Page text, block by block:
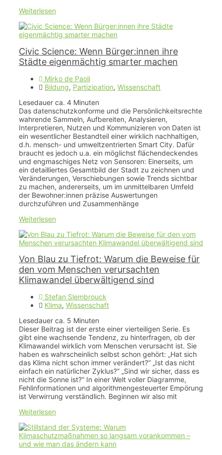
Weiterlesen
Civic Science: Wenn Bürger:innen ihre
Städte eigenmächtig smarter machen
Mirko de Paoli
Bildung, Partizipation, Wissenschaft
Lesedauer ca. 4 Minuten
Das datenschutzkonforme und die Persönlichkeitsrechte
wahrende Sammeln, Aufbereiten, Analysieren,
Interpretieren, Nutzen und Kommunizieren von Daten ist
ein wesentlicher Bestandteil einer wirklich nachhaltigen,
d.h. mensch- und umweltzentrierten Smart City. Dafür
braucht es jedoch u.a. ein möglichst flächendeckendes
und engmaschiges Netz von Sensoren: Einerseits, um
ein detailliertes Gesamtbild der Stadt zu zeichnen und
Veränderungen, Verschiebungen sowie Trends sichtbar
zu machen, andererseits, um im unmittelbaren Umfeld
der Bewohner:innen präzise Auswertungen
durchzuführen und Zusammenhänge
Weiterlesen
Von Blau zu Tiefrot: Warum die Beweise für
den vom Menschen verursachten
Klimawandel überwältigend sind
Stefan Slembrouck
Klima, Wissenschaft
Lesedauer ca. 5 Minuten
Dieser Beitrag ist der erste einer vierteiligen Serie. Es
gibt eine wachsende Tendenz, zu hinterfragen, ob der
Klimawandel wirklich vom Menschen verursacht ist. Sie
haben es wahrscheinlich selbst schon gehört: „Hat sich
das Klima nicht schon immer verändert?“ „Ist das nicht
einfach ein natürlicher Zyklus?“ „Sind wir sicher, dass es
nicht die Sonne ist?“ In einer Welt voller Diagramme,
Fehlinformationen und algorithmengesteuerter Empörung
ist Verwirrung verständlich. Beginnen wir also mit
Weiterlesen